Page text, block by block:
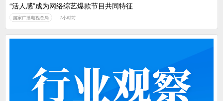
“活人感”成为网络综艺爆款节目共同特征
国家广播电视总局 7小时前